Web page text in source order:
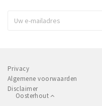
Privacy
Algemene voorwaarden
Disclaimer
Oosterhout